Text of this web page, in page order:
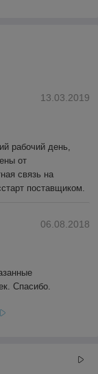
13.03.2019
рабочий день,
от
связь на
поставщиком.
06.08.2018
Спасибо.